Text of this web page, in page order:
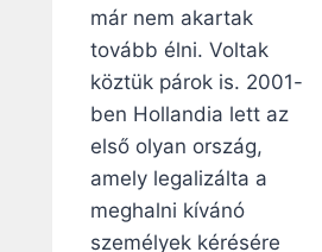
már nem akartak
tovább élni. Voltak
köztük párok is. 2001-
ben Hollandia lett az
első olyan ország,
amely legalizálta a
meghalni kívánó
személyek kérésére